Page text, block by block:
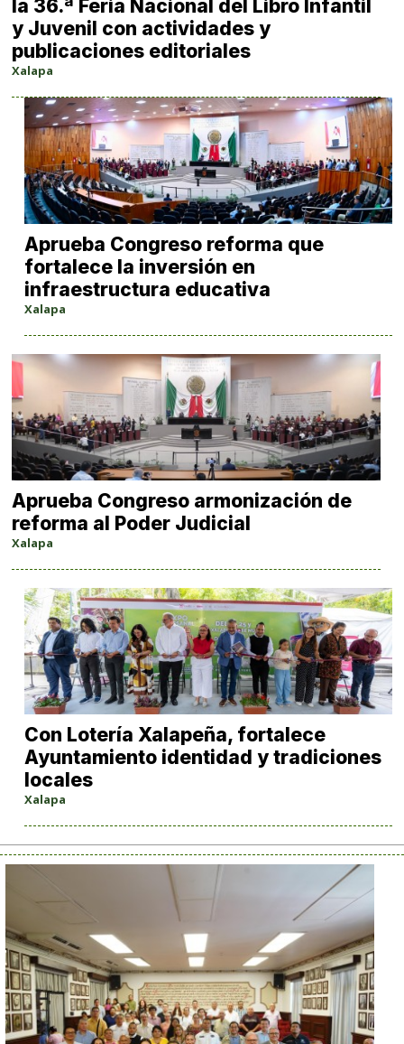
la 36.ª Feria Nacional del Libro Infantil
y Juvenil con actividades y
publicaciones editoriales
Xalapa
Aprueba Congreso reforma que
fortalece la inversión en
infraestructura educativa
Xalapa
Aprueba Congreso armonización de
reforma al Poder Judicial
Xalapa
Con Lotería Xalapeña, fortalece
Ayuntamiento identidad y tradiciones
locales
Xalapa